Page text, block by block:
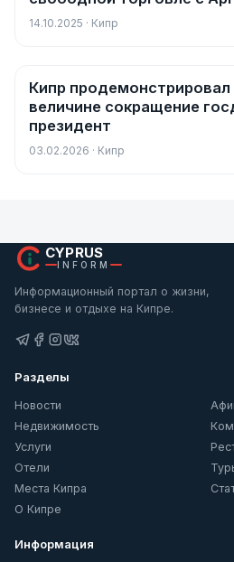
14.10.2025 · Кипр
Новости
Кипр продемонстрировал
величине сокращение
президент
03.02.2026 · Кипр
CYPRUS
INFORM
Информационный портал о жизни,
бизнесе и отдыхе на Кипре.
Разделы
Новости
Недвижимость
Услуги
Отели
Места Кипра
О Кипре
Информация